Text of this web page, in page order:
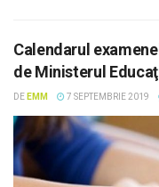
Calendarul
de Ministerul
DE EMM 7 SEPTEMBRIE 2019